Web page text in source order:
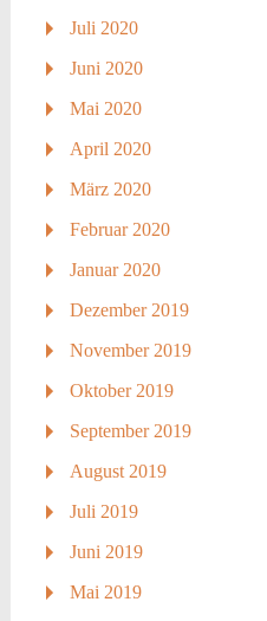
Juli 2020
Juni 2020
Mai 2020
April 2020
März 2020
Februar 2020
Januar 2020
Dezember 2019
November 2019
Oktober 2019
September 2019
August 2019
Juli 2019
Juni 2019
Mai 2019